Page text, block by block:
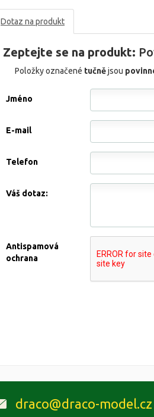
Dotaz na produkt
Zeptejte se na produkt:
Položky označené tučnějsou
Jméno
E-mail
Telefon
Váš dotaz:
Antispamová
ochrana
draco@draco-model.cz